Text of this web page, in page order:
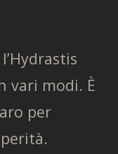
vari modi. È
per